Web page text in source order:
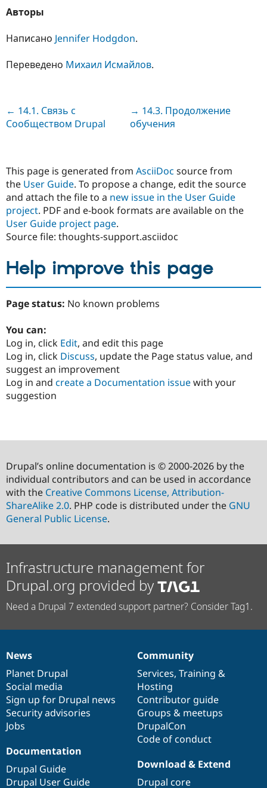
Авторы
Написано Jennifer Hodgdon.
Переведено Михаил Исмайлов.
Next
→ 14.3. Продолжение
обучения
Previous
← 14.1. Связь с
Сообществом Drupal
This page is generated from AsciiDoc source from
the User Guide. To propose a change, edit the source
and attach the file to a new issue in the User Guide
project. PDF and e-book formats are available on the
User Guide project page.
Source file: thoughts-support.asciidoc
Help improve this page
Page status: No known problems
You can:
Log in, click Edit, and edit this page
Log in, click Discuss, update the Page status value, and
suggest an improvement
Log in and create a Documentation issuewith your
suggestion
Drupal’s online documentation is © 2000-2026 by the
individual contributors and can be used in accordance
with the Creative Commons License, Attribution-
ShareAlike 2.0. PHP code is distributed under the GNU
General Public License.
Infrastructure management for
Drupal.org provided by
Need a Drupal 7 extended support partner? Consider Tag1.
News
items
News
Planet Drupal
Social media
Sign up for Drupal news
Security advisories
Jobs
Our
community
Community
Services, Training &
Hosting
Contributor guide
Groups & meetups
DrupalCon
Code of conduct
Documentation
Documentation
Drupal Guide
Drupal User Guide
Drupal
code
base
Download & Extend
Drupal core
Governance
of
community